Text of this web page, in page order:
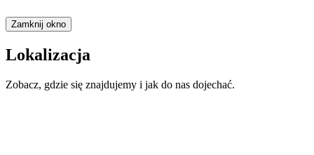
Zamknij okno
Lokalizacja
Zobacz, gdzie się znajdujemy i jak do nas dojechać.